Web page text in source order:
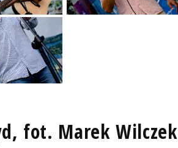
fot. Marek Wilczek